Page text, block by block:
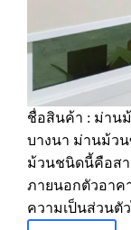
ชื่อสินค้า : ม่าน
บางนา ม่านม้ว
ม้วนชนิดนี้คือสา
ภายนอกตัวอาค
ความเป็นส่วนตั